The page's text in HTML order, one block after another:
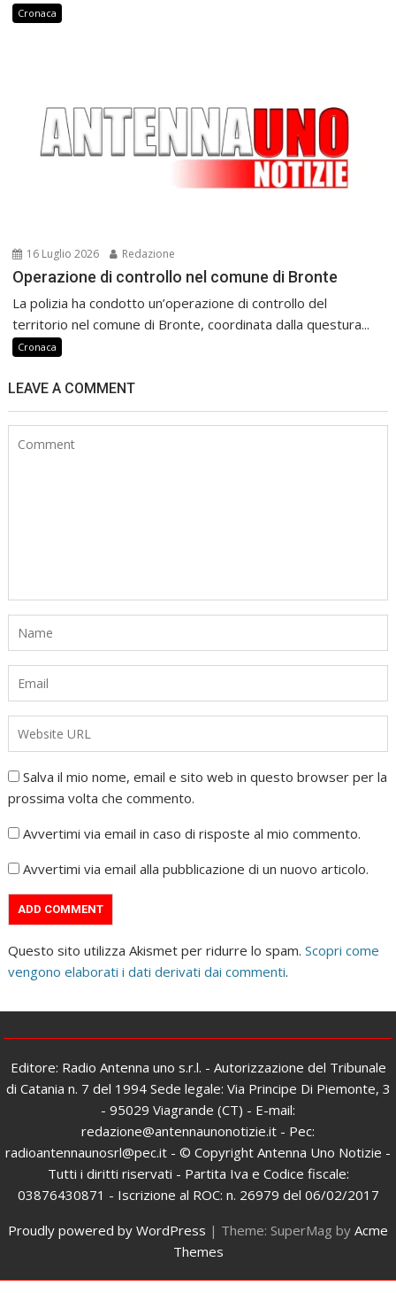
Cronaca
16 Luglio 2026 Redazione
Operazione di controllo nel comune di Bronte
La polizia ha condotto un’operazione di controllo del
territorio nel comune di Bronte, coordinata dalla questura...
Cronaca
LEAVE A COMMENT
Salva il mio nome, email e sito web in questo browser per la
prossima volta che commento.
Avvertimi via email in caso di risposte al mio commento.
Avvertimi via email alla pubblicazione di un nuovo articolo.
Questo sito utilizza Akismet per ridurre lo spam.Scopri come
vengono elaborati i dati derivati dai commenti.
Editore: Radio Antenna uno s.r.l. - Autorizzazione del Tribunale
di Catania n. 7 del 1994 Sede legale: Via Principe Di Piemonte, 3
- 95029 Viagrande (CT) - E-mail:
redazione@antennaunonotizie.it - Pec:
radioantennaunosrl@pec.it - © Copyright Antenna Uno Notizie -
Tutti i diritti riservati - Partita Iva e Codice fiscale:
03876430871 - Iscrizione al ROC: n. 26979 del 06/02/2017
Proudly powered by WordPress | Theme: SuperMag by Acme
Themes